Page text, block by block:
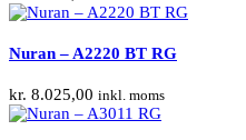
Nuran – A2220 BT RG
kr. 8.025,00 inkl. moms